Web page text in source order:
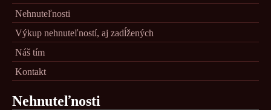
Nehnuteľnosti
Výkup nehnuteľností, aj zadĺžených
Náš tím
Kontakt
Nehnuteľnosti